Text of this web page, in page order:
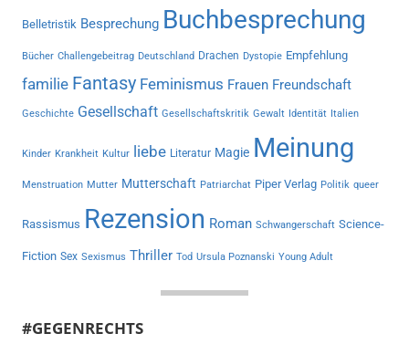
Belletristik Besprechung Buchbesprechung
Bücher Challengebeitrag Deutschland Drachen Dystopie Empfehlung
familie Fantasy Feminismus Frauen Freundschaft
Geschichte Gesellschaft Gesellschaftskritik Gewalt Identität Italien
Kinder Krankheit Kultur liebe Literatur Magie Meinung
Menstruation Mutter Mutterschaft Patriarchat Piper Verlag Politik queer
Rassismus Rezension Roman Schwangerschaft Science-
Fiction Sex Sexismus Thriller Tod Ursula Poznanski Young Adult
#GEGENRECHTS